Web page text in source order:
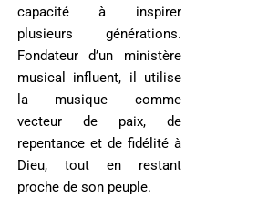
capacité à inspirer
plusieurs générations.
Fondateur d’un ministère
musical influent, il utilise
la musique comme
vecteur de paix, de
repentance et de fidélité à
Dieu, tout en restant
proche de son peuple.